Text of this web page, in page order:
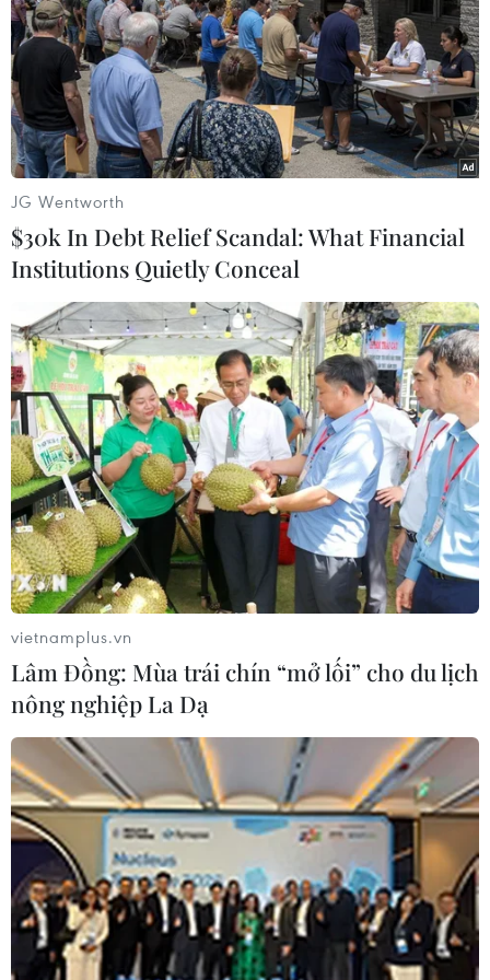
Kon Tum: Tặng quà giáo viên mầm non để
lừa đảo, chiếm đoạt tài sản
06/04/2023 11:31
Hai nhóm người đi ôtô xuất hiện tại huyện Đăk Tô, chia
nhau vào các điểm trường mầm non nói là tặng quà, hỗ
trợ các học sinh, sau đó lôi kéo giáo viên mua hàng và
lừa chiếm đoạt hàng chục triệu đồng.
Bình Dương: Tạm giam đối tượng làm giả
JG Wentworth
$30k In Debt Relief Scandal: What Financial
Institutions Quietly Conceal
vietnamplus.vn
Lâm Đồng: Mùa trái chín “mở lối” cho du lịch
nông nghiệp La Dạ